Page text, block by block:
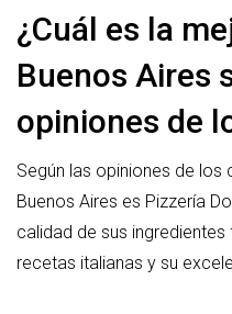
¿Cuál es la
Buenos Aires
opiniones de
Según las opiniones de los
Buenos Aires es Pizzería
calidad de sus
recetas italianas y su